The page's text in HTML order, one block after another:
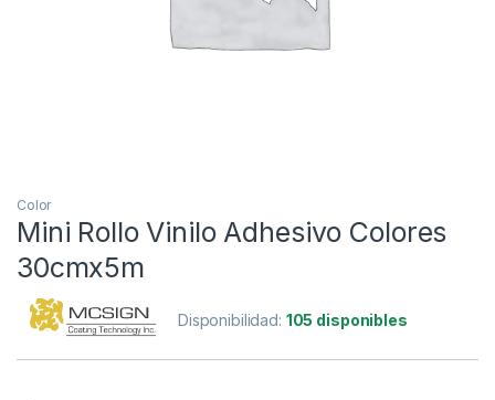
Color
Mini Rollo Vinilo Adhesivo Colores
30cmx5m
Disponibilidad: 105 disponibles